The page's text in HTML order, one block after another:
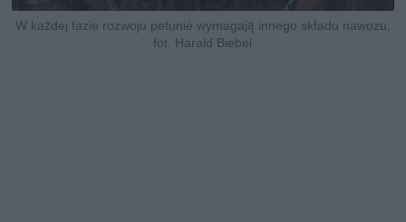
W każdej fazie rozwoju petunie wymagają innego składu nawozu,
fot. Harald Biebel